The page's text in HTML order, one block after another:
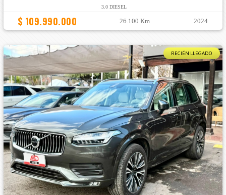
3.0 DIESEL
$ 109.990.000 26.100 Km 2024
RECIÉN LLEGADO